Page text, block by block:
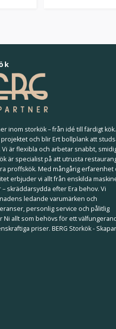
inom storkök – från idé till färdigt
och blir Ert bollplank att
är flexibla och arbetar snabbt,
är specialist på att utrusta
proffskök. Med mångårig erfarenhet
erbjuder vi allt från enskilda
skräddarsydda efter Era behov. Vi
ledande varumärken och
personlig service och pålitlig
Ni allt som behövs för ett
priser. BERG Storkök - Skapar